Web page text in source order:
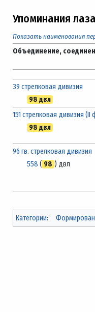
Упоминания
Показать наименования
Объединение,
39 стрелковая дивизия
98 двл
151 стрелковая дивизия
98 двл
96 гв. стрелковая дивизия
558 ( 98 ) двл
Категории: